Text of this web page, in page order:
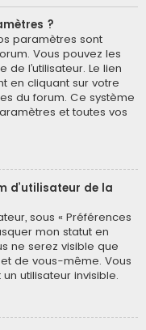
?
paramètres sont
Vous pouvez les
l’utilisateur. Le lien
en cliquant sur votre
du forum. Ce système
et toutes vos
d’utilisateur de la
sous « Préférences
mon statut en
ne serez visible que
de vous-même. Vous
utilisateur invisible.